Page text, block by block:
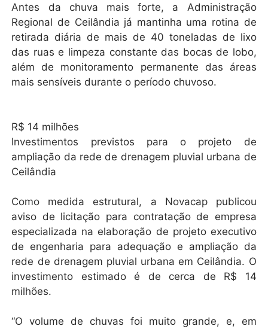
Antes da chuva mais forte, a Administração
Regional de Ceilândia já mantinha uma rotina de
retirada diária de mais de 40 toneladas de lixo
das ruas e limpeza constante das bocas de lobo,
além de monitoramento permanente das áreas
mais sensíveis durante o período chuvoso.
R$ 14 milhões
Investimentos previstos para o projeto de
ampliação da rede de drenagem pluvial urbana de
Ceilândia
Como medida estrutural, a Novacap publicou
aviso de licitação para contratação de empresa
especializada na elaboração de projeto executivo
de engenharia para adequação e ampliação da
rede de drenagem pluvial urbana em Ceilândia. O
investimento estimado é de cerca de R$ 14
milhões.
“O volume de chuvas foi muito grande, e, em